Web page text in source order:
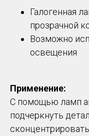
Галогенная
прозрачной
Возможно
освещения
Применение:
С помощью ламп
подчеркнуть